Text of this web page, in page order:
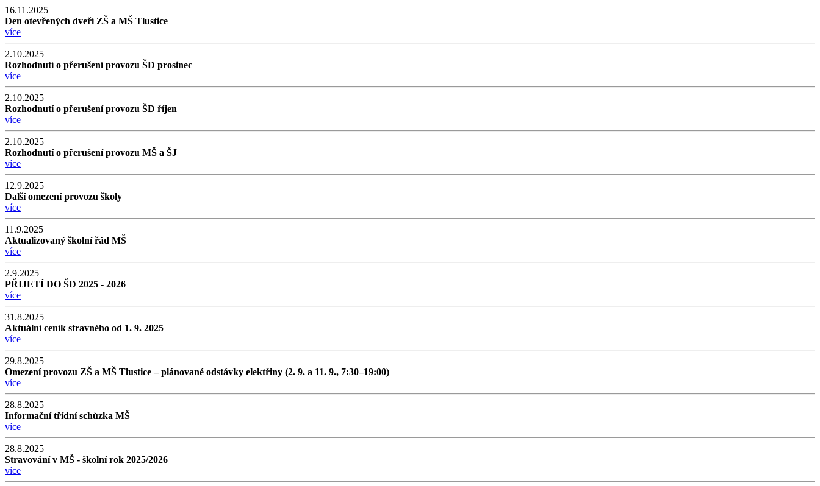
16.11.2025
Den otevřených dveří ZŠ a MŠ Tlustice
více
2.10.2025
Rozhodnutí o přerušení provozu ŠD prosinec
více
2.10.2025
Rozhodnutí o přerušení provozu ŠD říjen
více
2.10.2025
Rozhodnutí o přerušení provozu MŠ a ŠJ
více
12.9.2025
Další omezení provozu školy
více
11.9.2025
Aktualizovaný školní řád MŠ
více
2.9.2025
PŘIJETÍ DO ŠD 2025 - 2026
více
31.8.2025
Aktuální ceník stravného od 1. 9. 2025
více
29.8.2025
Omezení provozu ZŠ a MŠ Tlustice – plánované odstávky elektřiny (2. 9. a 11. 9., 7:30–19:00)
více
28.8.2025
Informační třídní schůzka MŠ
více
28.8.2025
Stravování v MŠ - školní rok 2025/2026
více